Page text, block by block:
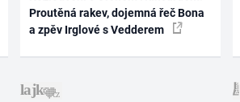
Proutěná rakev, dojemná řeč Bona
a zpěv Irglové s Vedderem